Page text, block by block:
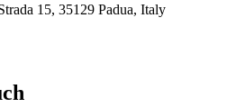
15, 35129 Padua, Italy